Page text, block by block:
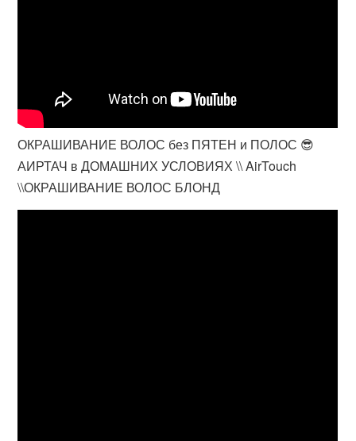
ОКРАШИВАНИЕ ВОЛОС без ПЯТЕН и ПОЛОС 😎
АИРТАЧ в ДОМАШНИХ УСЛОВИЯХ \\ AirTouch
\\ОКРАШИВАНИЕ ВОЛОС БЛОНД